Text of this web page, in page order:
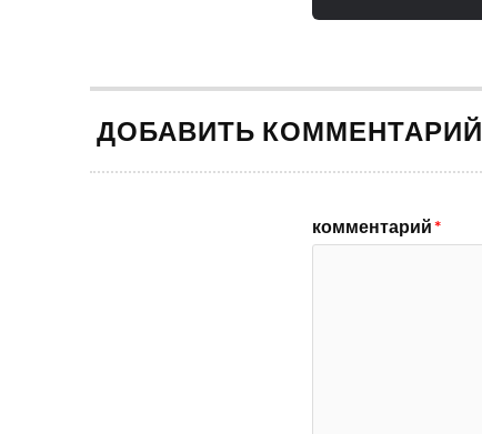
ДОБАВИТЬ КОММЕНТАРИЙ
комментарий*